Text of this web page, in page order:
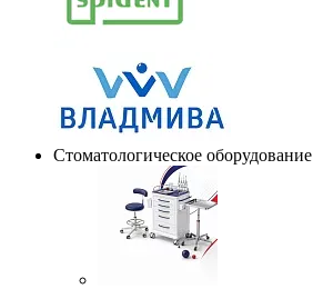
Стоматологическое оборудование